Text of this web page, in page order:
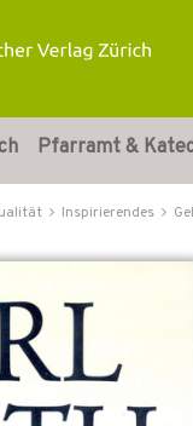
Pfarramt &
Inspirierendes